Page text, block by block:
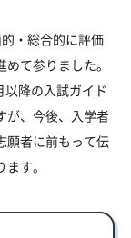
・総合的に評価
て参りました。
降の入試ガイド
が、今後、入学者
願者に前もって伝
す。